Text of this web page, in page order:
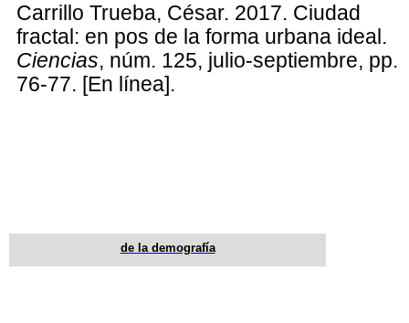
Carrillo Trueba, César. 2017. Ciudad
fractal: en pos de la forma urbana ideal.
Ciencias, núm. 125, julio-septiembre, pp.
76-77. [En línea].
de la demografía